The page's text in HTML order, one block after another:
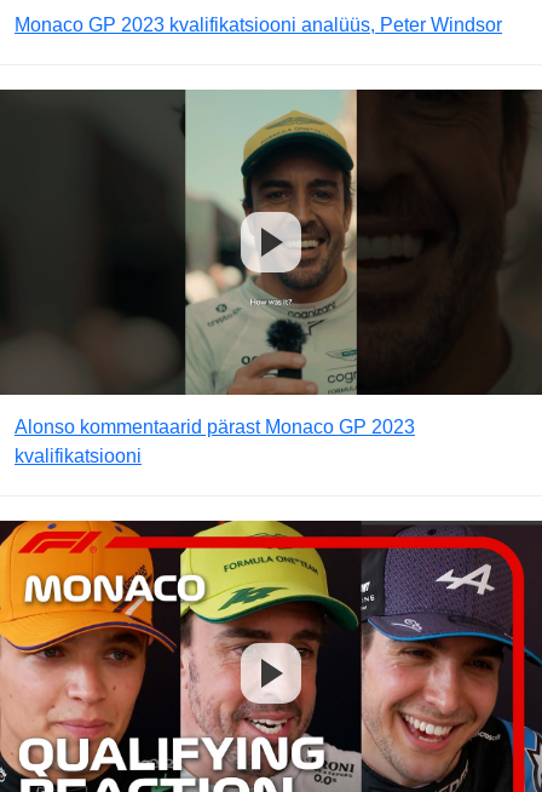
Monaco GP 2023 kvalifikatsiooni analüüs, Peter Windsor
Alonso kommentaarid pärast Monaco GP 2023
kvalifikatsiooni